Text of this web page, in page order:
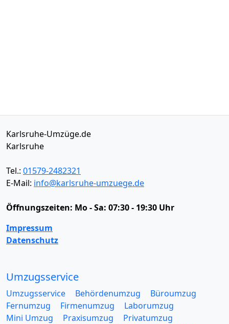
Karlsruhe-Umzüge.de
Karlsruhe
Tel.: 01579-2482321
E-Mail: info@karlsruhe-umzuege.de
Öffnungszeiten: Mo - Sa: 07:30 - 19:30 Uhr
Impressum
Datenschutz
Umzugsservice
Umzugsservice Behördenumzug
Büroumzug
Fernumzug
Firmenumzug
Laborumzug
Mini Umzug
Praxisumzug
Privatumzug